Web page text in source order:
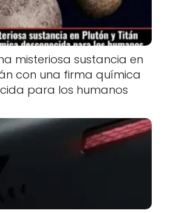
misteriosa sustancia en
con una firma química
para los humanos